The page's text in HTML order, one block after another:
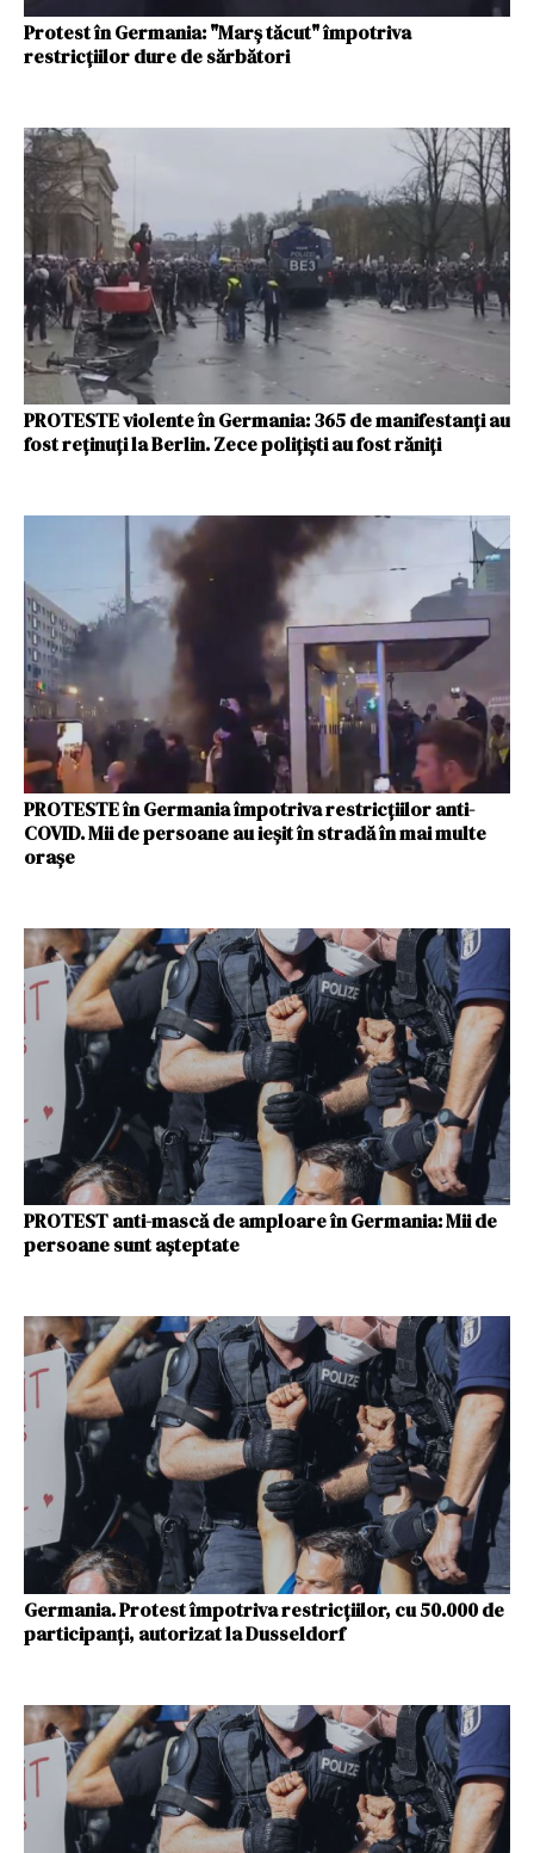
Protest în Germania: "Marș tăcut" împotriva
restricțiilor dure de sărbători
PROTESTE violente în Germania: 365 de manifestanți au
fost reţinuţi la Berlin. Zece poliţişti au fost răniţi
PROTESTE în Germania împotriva restricțiilor anti-
COVID. Mii de persoane au ieșit în stradă în mai multe
orașe
PROTEST anti-mască de amploare în Germania: Mii de
persoane sunt așteptate
Germania. Protest împotriva restricţiilor, cu 50.000 de
participanţi, autorizat la Dusseldorf